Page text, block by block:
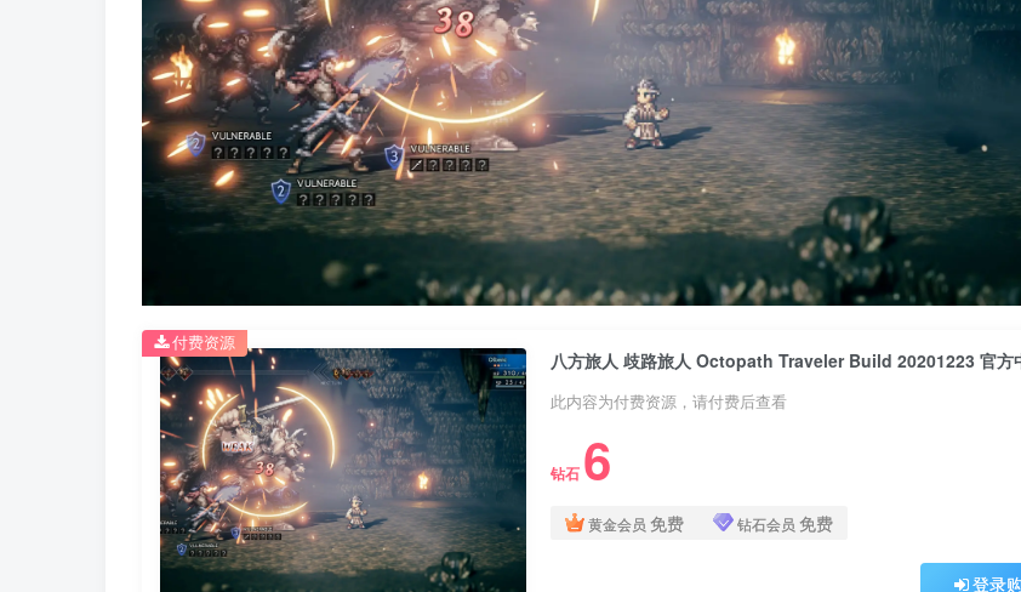
八方旅人 歧路旅人 Octopath Traveler Build 20201223 官方
此内容为付费资源，请付费后查看
钻石 6
黄金会员 免费 钻石会员 免费
登录
付费资源